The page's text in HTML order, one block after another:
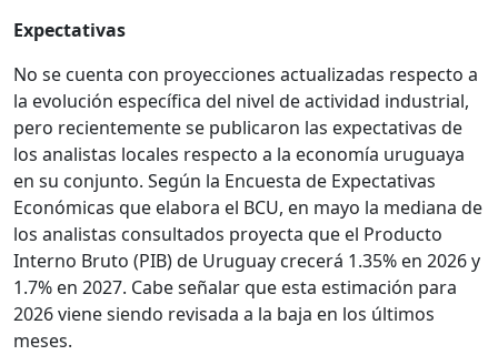
Expectativas
No se cuenta con proyecciones actualizadas respecto a
la evolución específica del nivel de actividad industrial,
pero recientemente se publicaron las expectativas de
los analistas locales respecto a la economía uruguaya
en su conjunto. Según la Encuesta de Expectativas
Económicas que elabora el BCU, en mayo la mediana de
los analistas consultados proyecta que el Producto
Interno Bruto (PIB) de Uruguay crecerá 1.35% en 2026 y
1.7% en 2027. Cabe señalar que esta estimación para
2026 viene siendo revisada a la baja en los últimos
meses.